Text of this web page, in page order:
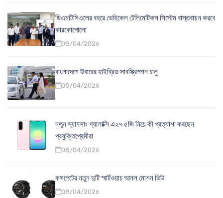
ডিএমটিসিএলের বহরে ভেহিকেল টেলিমেটিকস সিস্টেম বাস্তবায়ন করবে
কারকোপোলো
08/04/2026
বাংলাদেশে উবারের হাইব্রিড সাবস্ক্রিপশন চালু
08/04/2026
নতুন স্যামসাং গ্যালাক্সি এ২৭ ৫জি নিয়ে কী প্রত্যাশা করছেন
প্রযুক্তিপ্রেমীরা
08/04/2026
কসপেটের নতুন দুটি স্মার্টওয়াচ আনল মোশন ভিউ
08/04/2026